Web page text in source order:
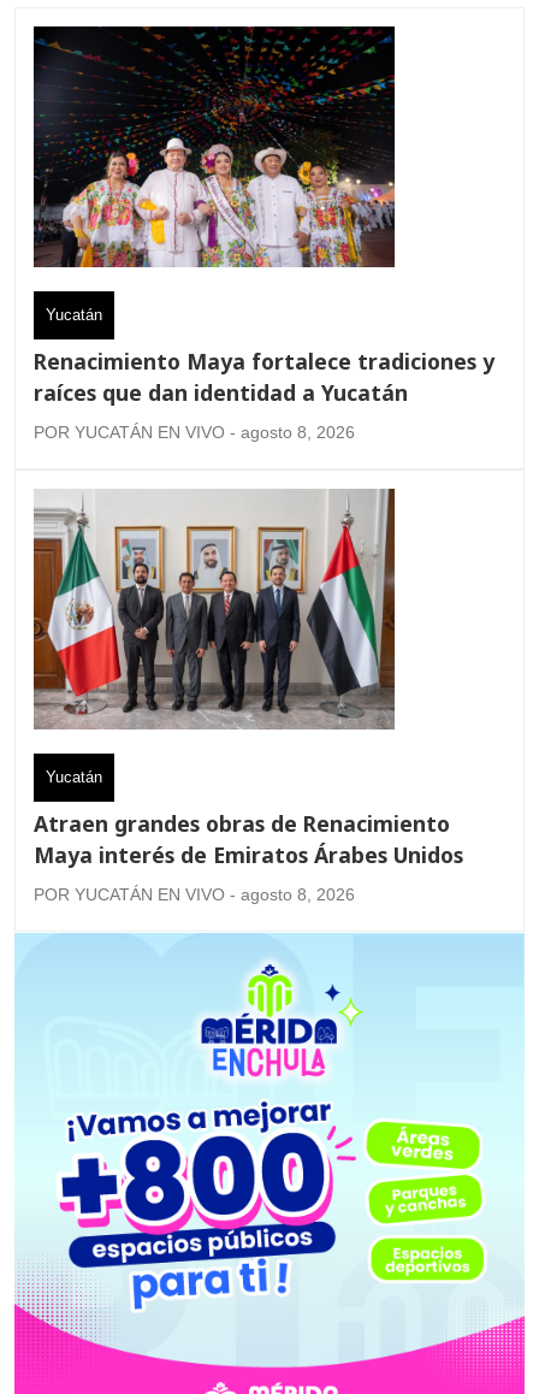
Yucatán
Renacimiento Maya fortalece tradiciones y
raíces que dan identidad a Yucatán
POR YUCATÁN EN VIVO - agosto 8, 2026
Yucatán
Atraen grandes obras de Renacimiento
Maya interés de Emiratos Árabes Unidos
POR YUCATÁN EN VIVO - agosto 8, 2026